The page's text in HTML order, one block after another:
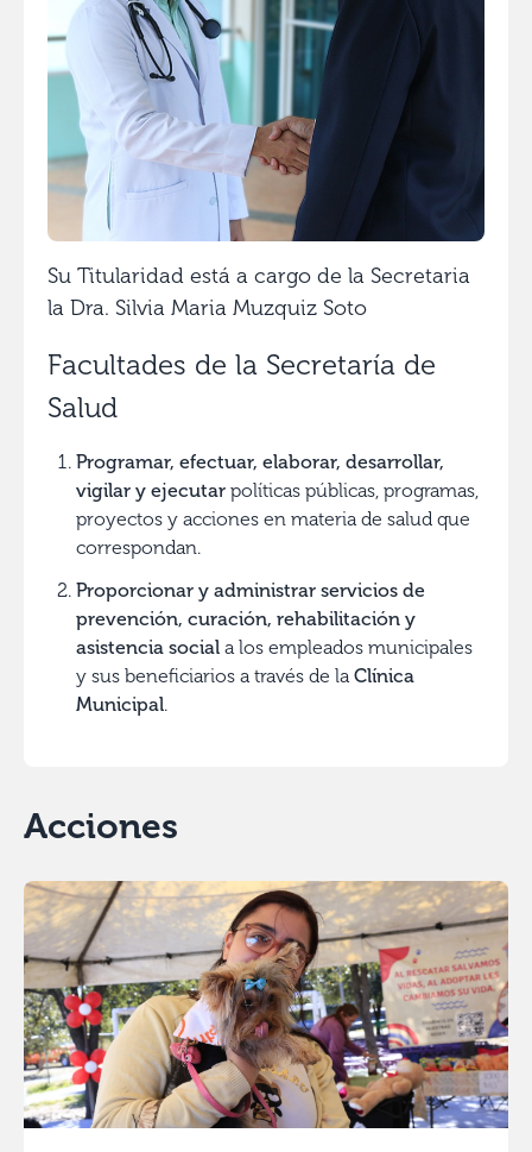
Su Titularidad está a cargo de la Secretaria
la Dra. Silvia Maria Muzquiz Soto
Facultades de la Secretaría de
Salud
Programar, efectuar, elaborar, desarrollar,
vigilar y ejecutar políticas públicas, programas,
proyectos y acciones en materia de salud que
correspondan.
Proporcionar y administrar servicios de
prevención, curación, rehabilitación y
asistencia social a los empleados municipales
y sus beneficiarios a través de la Clínica
Municipal.
Acciones